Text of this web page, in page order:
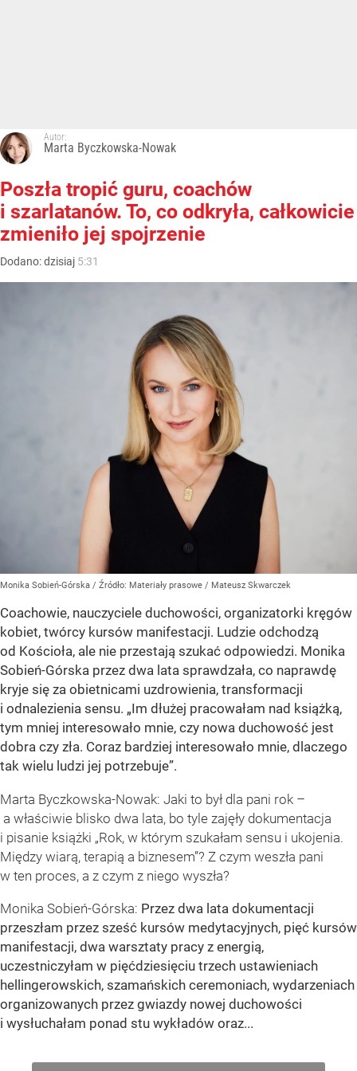
Autor:
Marta Byczkowska-Nowak
Poszła tropić guru, coachów
i szarlatanów. To, co odkryła, całkowicie
zmieniło jej spojrzenie
Dodano:dzisiaj 5:31
Monika Sobień-Górska / Źródło: Materiały prasowe / Mateusz Skwarczek
Coachowie, nauczyciele duchowości, organizatorki kręgów
kobiet, twórcy kursów manifestacji. Ludzie odchodzą
od Kościoła, ale nie przestają szukać odpowiedzi. Monika
Sobień-Górska przez dwa lata sprawdzała, co naprawdę
kryje się za obietnicami uzdrowienia, transformacji
i odnalezienia sensu. „Im dłużej pracowałam nad książką,
tym mniej interesowało mnie, czy nowa duchowość jest
dobra czy zła. Coraz bardziej interesowało mnie, dlaczego
tak wielu ludzi jej potrzebuje”.
Marta Byczkowska-Nowak: Jaki to był dla pani rok –
a właściwie blisko dwa lata, bo tyle zajęły dokumentacja
i pisanie książki „Rok, w którym szukałam sensu i ukojenia.
Między wiarą, terapią a biznesem”? Z czym weszła pani
w ten proces, a z czym z niego wyszła?
Monika Sobień-Górska: Przez dwa lata dokumentacji
przeszłam przez sześć kursów medytacyjnych, pięć kursów
manifestacji, dwa warsztaty pracy z energią,
uczestniczyłam w pięćdziesięciu trzech ustawieniach
hellingerowskich, szamańskich ceremoniach, wydarzeniach
organizowanych przez gwiazdy nowej duchowości
i wysłuchałam ponad stu wykładów oraz...